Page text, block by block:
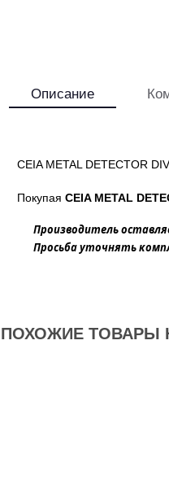
Описание
CEIA METAL DETECTOR
Покупая CEIA METAL
Производитель
Просьба уточнять
ПОХОЖИЕ ТОВАРЫ НА